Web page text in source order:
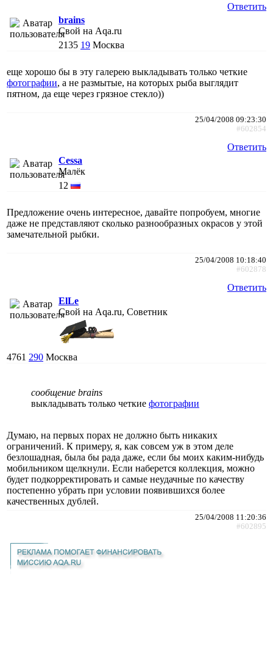
Ответить
brains
Свой на Aqa.ru
2135 19 Москва
еще хорошо бы в эту галерею выкладывать только четкие
фотографии, а не размытые, на которых рыба выглядит
пятном, да еще через грязное стекло))
25/04/2008 09:23:30
#602854
Ответить
Cessa
Малёк
12
Предложение очень интересное, давайте попробуем, многие
даже не представляют сколько разнообразных окрасов у этой
замечательной рыбки.
25/04/2008 10:18:40
#602878
Ответить
ElLe
Свой на Aqa.ru, Советник
4761 290 Москва
сообщение brains
выкладывать только четкие фотографии
Думаю, на первых порах не должно быть никаких
ограничений. К примеру, я, как совсем уж в этом деле
безлошадная, была бы рада даже, если бы моих каким-нибудь
мобильником щелкнули. Если наберется коллекция, можно
будет подкорректировать и самые неудачные по качеству
постепенно убрать при условии появившихся более
качественных дублей.
25/04/2008 11:20:36
#602895